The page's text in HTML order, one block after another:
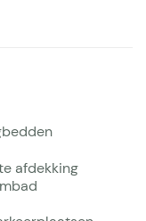
heuvels. Hier
en kan
zorgt ook voor
afdekking